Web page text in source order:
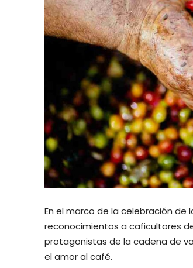
En el marco de la celebración de
reconocimientos a caficultores
protagonistas de la cadena de
el amor al café.